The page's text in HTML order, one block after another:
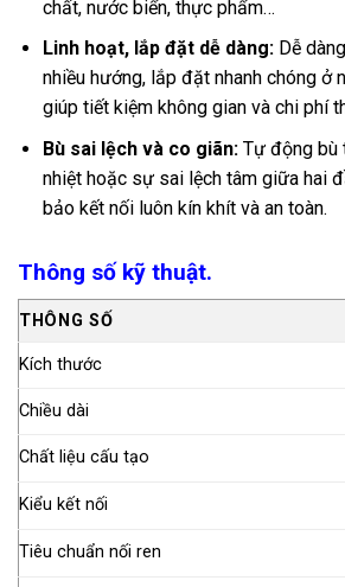
chất, nước biển, thực phẩm…
Linh hoạt, lắp đặt dễ dàng:Dễ
nhiều hướng, lắp đặt nhanh chóng ở
giúp tiết kiệm không gian và chi phí
Bù sai lệch và co giãn:Tự động bù
nhiệt hoặc sự sai lệch tâm giữa hai
bảo kết nối luôn kín khít và an toàn.
Thông số kỹ thuật.
THÔNG SỐ
Kích thước
Chiều dài
Chất liệu cấu tạo
Kiểu kết nối
Tiêu chuẩn nối ren